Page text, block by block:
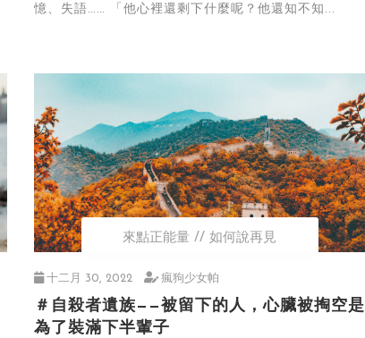
憶、失語…… 「他心裡還剩下什麼呢？他還知不知...
來點正能量 如何說再見
十二月 30, 2022 瘋狗少女帕
＃自殺者遺族——被留下的人，心臟被掏空是
為了裝滿下半輩子